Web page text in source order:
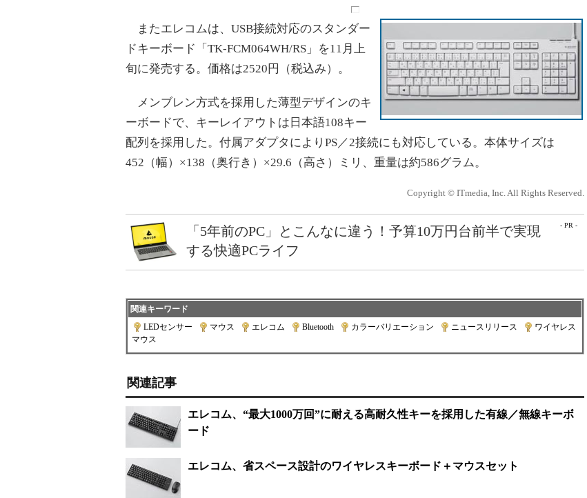
またエレコムは、USB接続対応のスタンダー
ドキーボード「TK-FCM064WH/RS」を11月上
旬に発売する。価格は2520円（税込み）。
メンブレン方式を採用した薄型デザインのキ
ーボードで、キーレイアウトは日本語108キー
配列を採用した。付属アダプタによりPS／2接続にも対応している。本体サイズは
452（幅）×138（奥行き）×29.6（高さ）ミリ、重量は約586グラム。
Copyright © ITmedia, Inc. All Rights Reserved.
- PR -
「5年前のPC」とこんなに違う！予算10万円台前半で実現
する快適PCライフ
関連キーワード
LEDセンサー
マウス エレコム Bluetooth カラーバリエーション ニュースリリース
ワイヤレス
マウス
関連記事
エレコム、“最大1000万回”に耐える高耐久性キーを採用した有線／無線キーボ
ード
エレコム、省スペース設計のワイヤレスキーボード＋マウスセット